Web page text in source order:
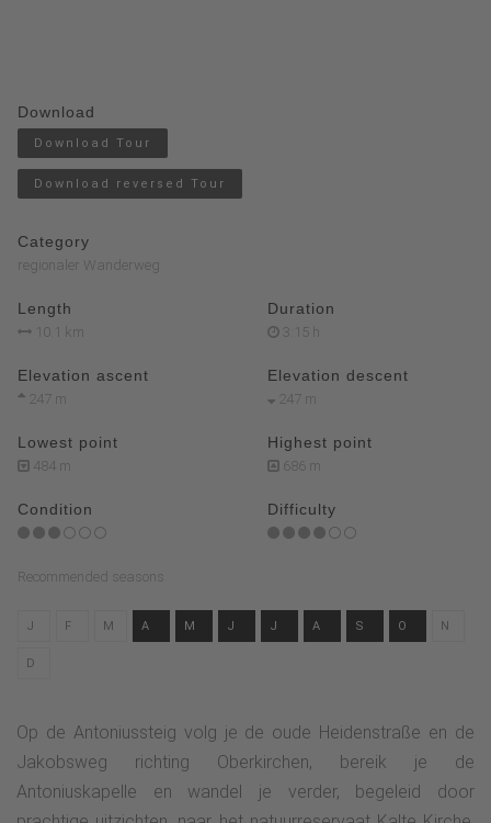
Download
Download Tour
Download reversed Tour
Category
regionaler Wanderweg
Length
10.1 km
Duration
3:15 h
Elevation ascent
247 m
Elevation descent
247 m
Lowest point
484 m
Highest point
686 m
Condition Difficulty
Recommended seasons
J F M A M J J A S O N
D
Op de Antoniussteig volg je de oude Heidenstraße en de
Jakobsweg richting Oberkirchen, bereik je de
Antoniuskapelle en wandel je verder, begeleid door